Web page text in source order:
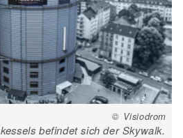
© Visiodrom
befindet sich der Skywalk.